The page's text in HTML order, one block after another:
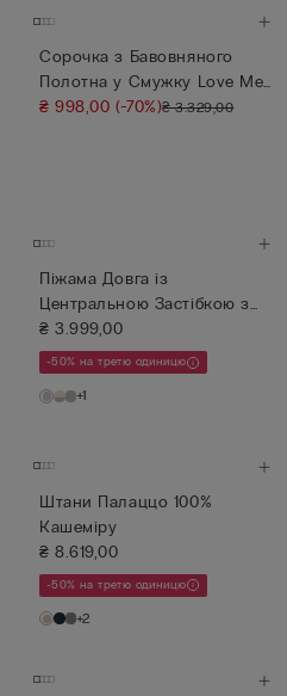
Сорочка з Бавовняного
Полотна у Смужку Love Me
Ten...
₴ 998,00(-70%)₴ 3.329,00
Піжама Довга із
Центральною Застібкою з
Модалу та ...
₴ 3.999,00
-50% на третю одиницю
+1
Штани Палаццо 100%
Кашеміру
₴ 8.619,00
-50% на третю одиницю
+2